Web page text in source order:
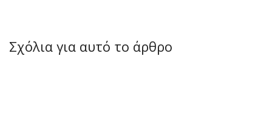
Σχόλια για αυτό το άρθρο